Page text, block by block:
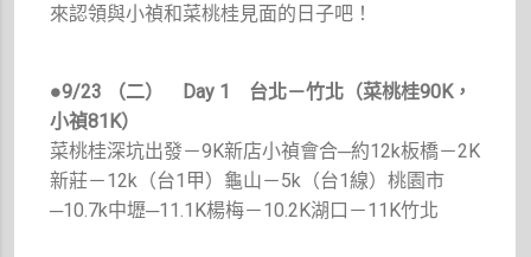
來認領與小禎和菜桃桂見面的日子吧！
●9/23 （二）
Day 1 台北－竹北（菜桃桂90K，
小禎81K）
菜桃桂深坑出發－9K新店小禎會合─約12k板橋－2K
新莊－12k（台1甲）龜山－5k（台1線）桃園市
─10.7k中壢─11.1K楊梅－10.2K湖口－11K竹北